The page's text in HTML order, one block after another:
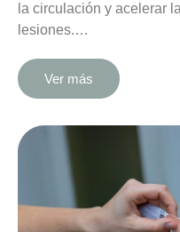
la circulación y acelerar
lesiones.…
Ver más